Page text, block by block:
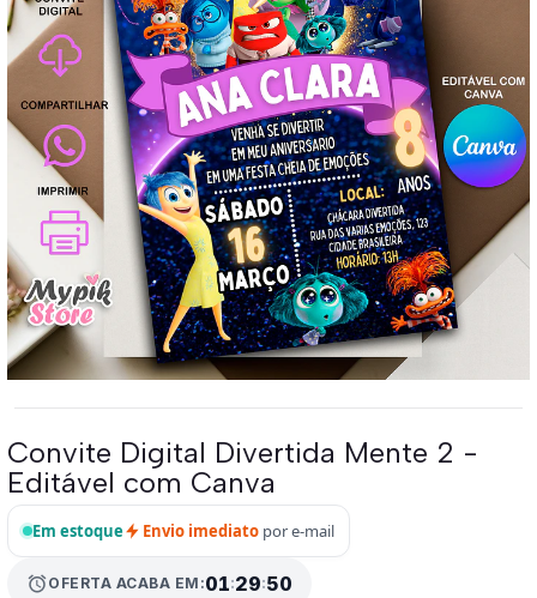
Convite Digital Divertida Mente 2 -
Editável com Canva
Em estoque Envio imediato por e-mail
alarmOFERTA ACABA EM:01:29:50